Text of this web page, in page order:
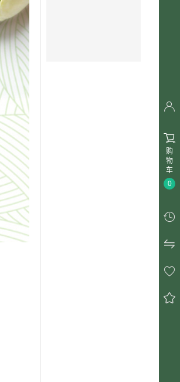


购
物
车
0



